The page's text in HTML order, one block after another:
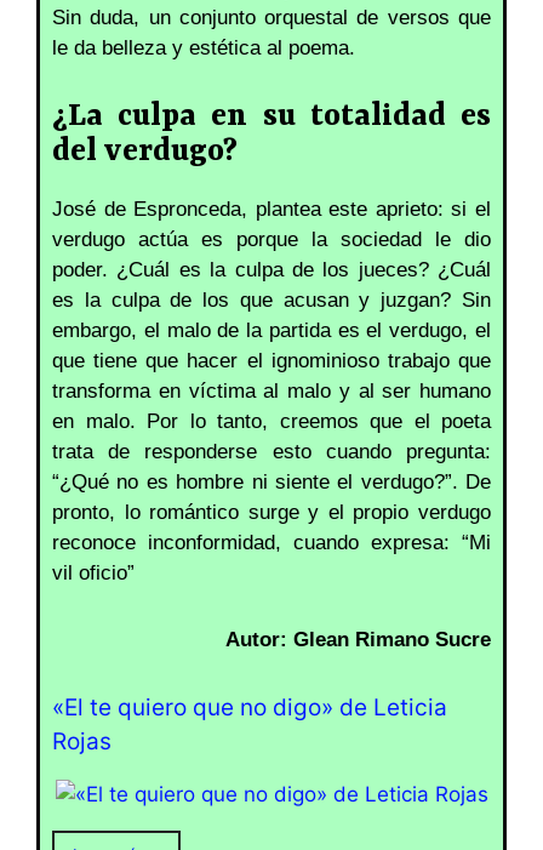
Sin duda, un conjunto orquestal de versos que
le da belleza y estética al poema.
¿La culpa en su totalidad es
del verdugo?
José de Espronceda, plantea este aprieto: si el
verdugo actúa es porque la sociedad le dio
poder. ¿Cuál es la culpa de los jueces? ¿Cuál
es la culpa de los que acusan y juzgan? Sin
embargo, el malo de la partida es el verdugo, el
que tiene que hacer el ignominioso trabajo que
transforma en víctima al malo y al ser humano
en malo. Por lo tanto, creemos que el poeta
trata de responderse esto cuando pregunta:
“¿Qué no es hombre ni siente el verdugo?”. De
pronto, lo romántico surge y el propio verdugo
reconoce inconformidad, cuando expresa: “Mi
vil oficio”
Autor: Glean Rimano Sucre
«El te quiero que no digo» de Leticia
Rojas